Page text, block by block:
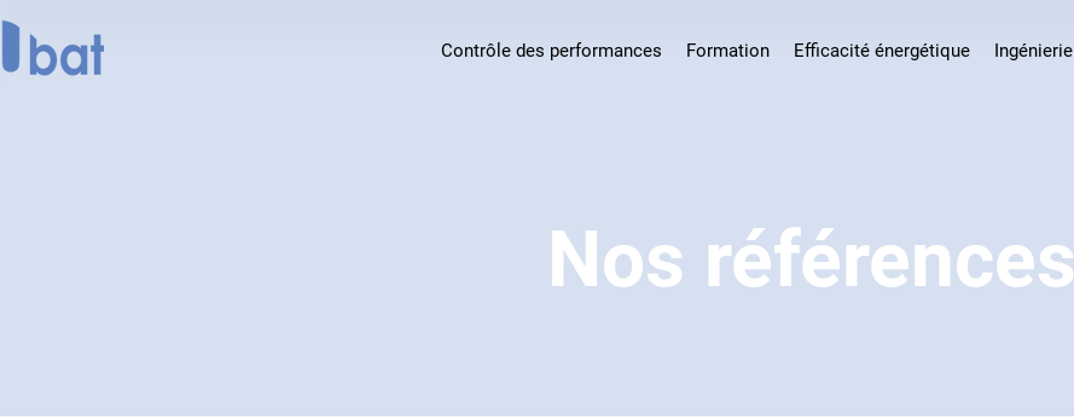
Contrôle des performances Formation Efficacité énergétique Ingénierie
Nos références